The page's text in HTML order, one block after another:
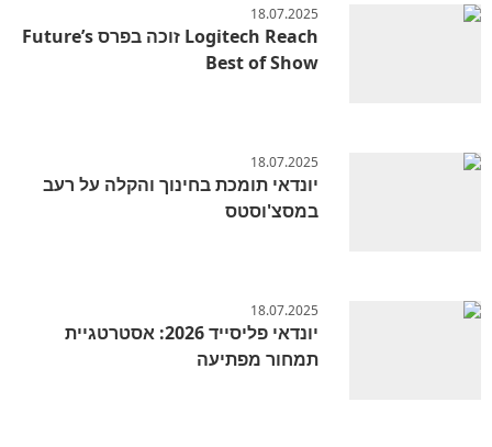
18.07.2025
Logitech Reach זוכה בפרס Future’s
Best of Show
18.07.2025
יונדאי תומכת בחינוך והקלה על רעב
במסצ'וסטס
18.07.2025
יונדאי פליסייד 2026: אסטרטגיית
תמחור מפתיעה